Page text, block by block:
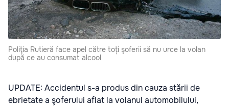
Poliţia Rutieră face apel către toți şoferii să nu urce la volan
după ce au consumat alcool
UPDATE: Accidentul s-a produs din cauza stării de
ebrietate a şoferului aflat la volanul automobilului,